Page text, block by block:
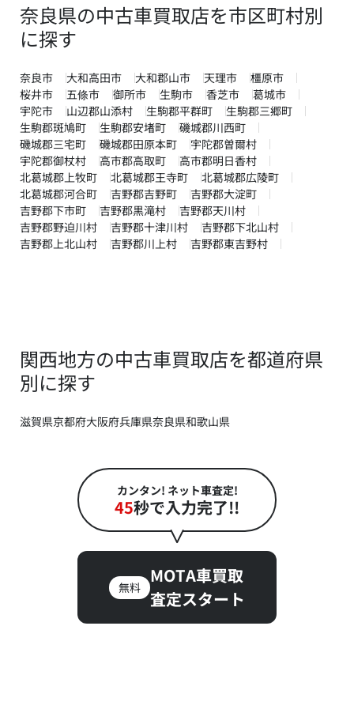
奈良県の中古車買取店を市区町村別
に探す
奈良市 大和高田市 大和郡山市 天理市
橿原市
桜井市
五條市 御所市 生駒市 香芝市
葛城市
宇陀市
山辺郡山添村 生駒郡平群町
生駒郡三郷町
生駒郡斑鳩町
生駒郡安堵町
磯城郡川西町
磯城郡三宅町
磯城郡田原本町
宇陀郡曽爾村
宇陀郡御杖村
高市郡高取町
高市郡明日香村
北葛城郡上牧町
北葛城郡王寺町
北葛城郡広陵町
北葛城郡河合町
吉野郡吉野町
吉野郡大淀町
吉野郡下市町
吉野郡黒滝村
吉野郡天川村
吉野郡野迫川村
吉野郡十津川村
吉野郡下北山村
吉野郡上北山村
吉野郡川上村 吉野郡東吉野村
関西地方の中古車買取店を都道府県
別に探す
滋賀県京都府大阪府兵庫県奈良県和歌山県
カンタン! ネット車査定!
45秒で入力完了!!
無料
MOTA車買取
査定スタート